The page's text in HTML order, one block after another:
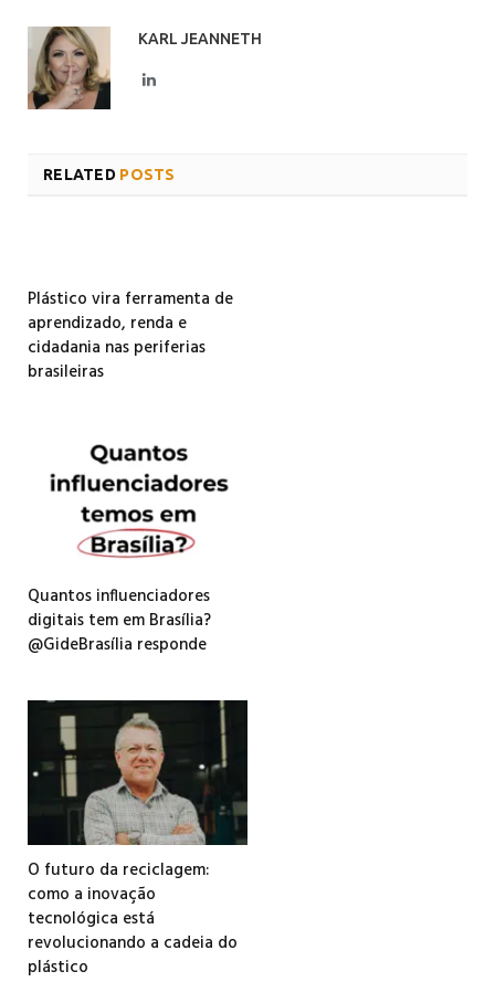
KARL JEANNETH
LinkedIn
RELATED POSTS
Plástico vira ferramenta de
aprendizado, renda e
cidadania nas periferias
brasileiras
Quantos influenciadores
digitais tem em Brasília?
@GideBrasília responde
O futuro da reciclagem:
como a inovação
tecnológica está
revolucionando a cadeia do
plástico